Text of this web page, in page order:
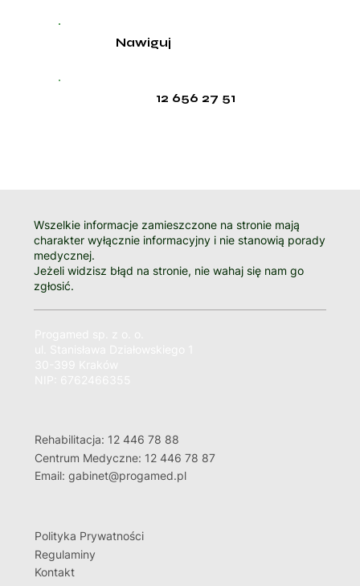
12 656 27 51
Nawiguj
Wszelkie informacje zamieszczone na stronie mają
charakter wyłącznie informacyjny i nie stanowią porady
medycznej.
Jeżeli widzisz błąd na stronie, nie wahaj się nam go
zgłosić.
Rehabilitacja: 12 446 78 88
Centrum Medyczne: 12 446 78 87
Email: gabinet@progamed.pl
Polityka Prywatności
Regulaminy
Kontakt